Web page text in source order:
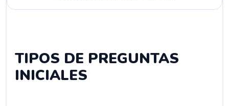
TIPOS DE PREGUNTAS
INICIALES